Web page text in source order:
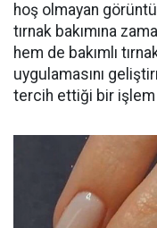
hoş olmayan
tırnak bakımına
hem de bakımlı
uygulamasını
tercih ettiği bir